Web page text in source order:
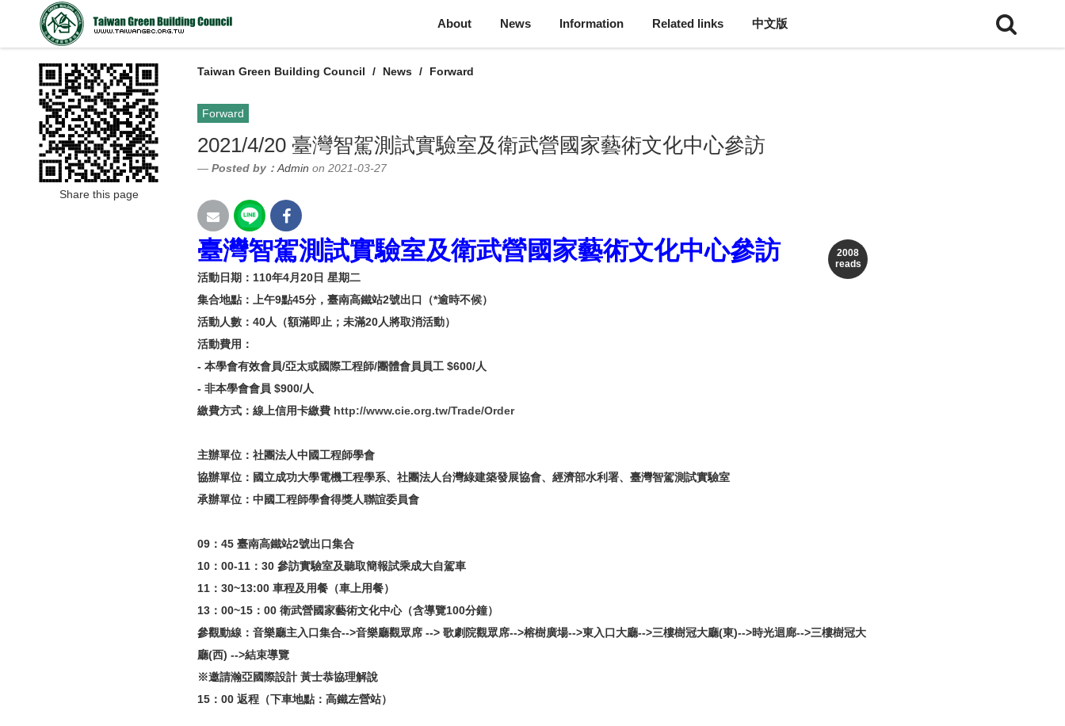
About News Information Related links 中文版
Taiwan Green Building Council News Forward
Forward
2021/4/20 臺灣智駕測試實驗室及衛武營國家藝術文化中心參訪
Posted by： Admin on 2021-03-27
2008
reads
臺灣智駕測試實驗室及衛武營國家藝術文化中心參訪
活動日期：110年4月20日 星期二
集合地點：上午9點45分，臺南高鐵站2號出口（*逾時不候）
活動人數：40人（額滿即止；未滿20人將取消活動）
活動費用：
- 本學會有效會員/亞太或國際工程師/團體會員員工 $600/人
- 非本學會會員 $900/人
繳費方式：線上信用卡繳費 http://www.cie.org.tw/Trade/Order
主辦單位：社團法人中國工程師學會
協辦單位：國立成功大學電機工程學系、社團法人台灣綠建築發展協會、經濟部水利署、臺灣智駕測試實驗室
承辦單位：中國工程師學會得獎人聯誼委員會
09：45 臺南高鐵站2號出口集合
10：00-11：30 參訪實驗室及聽取簡報試乘成大自駕車
11：30~13:00 車程及用餐（車上用餐）
13：00~15：00 衛武營國家藝術文化中心（含導覽100分鐘）
參觀動線：音樂廳主入口集合-->音樂廳觀眾席 --> 歌劇院觀眾席-->榕樹廣場-->東入口大廳-->三樓樹冠大廳(東)-->時光迴廊-->三樓樹冠大
廳(西) -->結束導覽
※邀請瀚亞國際設計 黃士恭協理解說
15：00 返程（下車地點：高鐵左營站）
Share this page